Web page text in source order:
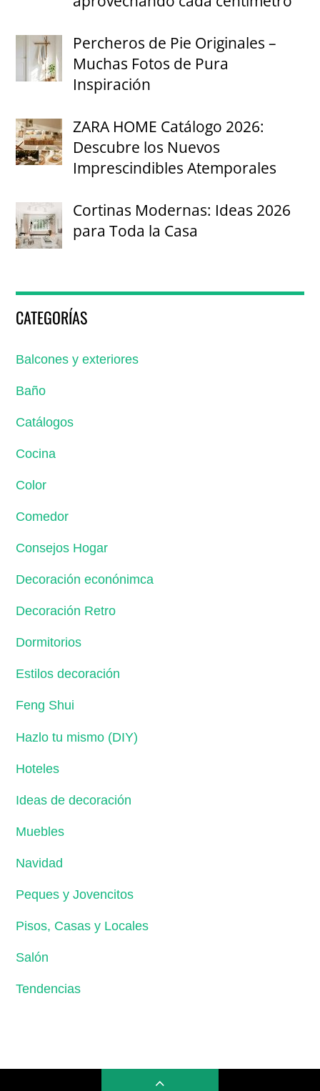
Percheros de Pie Originales –
Muchas Fotos de Pura
Inspiración
ZARA HOME Catálogo 2026:
Descubre los Nuevos
Imprescindibles Atemporales
Cortinas Modernas: Ideas 2026
para Toda la Casa
CATEGORÍAS
Balcones y exteriores
Baño
Catálogos
Cocina
Color
Comedor
Consejos Hogar
Decoración econónimca
Decoración Retro
Dormitorios
Estilos decoración
Feng Shui
Hazlo tu mismo (DIY)
Hoteles
Ideas de decoración
Muebles
Navidad
Peques y Jovencitos
Pisos, Casas y Locales
Salón
Tendencias